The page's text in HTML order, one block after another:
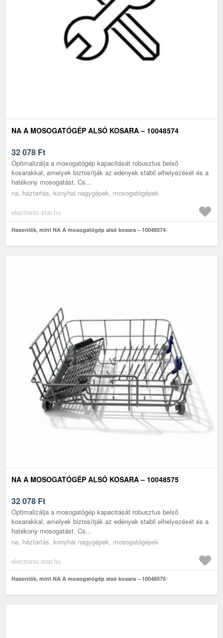
NA A MOSOGATÓGÉP ALSÓ KOSARA – 10048574
32 078 Ft
Optimalizálja a mosogatógép kapacitását robusztus belső
kosarakkal, amelyek biztosítják az edények stabil elhelyezését és a
hatékony mosogatást. Cs...
na, háztartás, konyhai nagygépek, mosogatógépek
electronic-star.hu
Hasonlók, mint NA A mosogatógép alsó kosara – 10048574
NA A MOSOGATÓGÉP ALSÓ KOSARA – 10048575
32 078 Ft
Optimalizálja a mosogatógép kapacitását robusztus belső
kosarakkal, amelyek biztosítják az edények stabil elhelyezését és a
hatékony mosogatást. Cs...
na, háztartás, konyhai nagygépek, mosogatógépek
electronic-star.hu
Hasonlók, mint NA A mosogatógép alsó kosara – 10048575